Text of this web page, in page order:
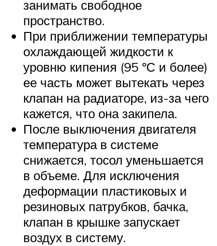
занимать свободное
пространство.
При приближении температуры
охлаждающей жидкости к
уровню кипения (95 ºС и более)
ее часть может вытекать через
клапан на радиаторе, из-за чего
кажется, что она закипела.
После выключения двигателя
температура в системе
снижается, тосол уменьшается
в объеме. Для исключения
деформации пластиковых и
резиновых патрубков, бачка,
клапан в крышке запускает
воздух в систему.